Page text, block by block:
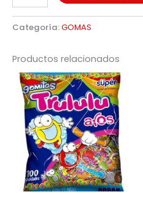
Categoría:GOMAS
Productos relacionados